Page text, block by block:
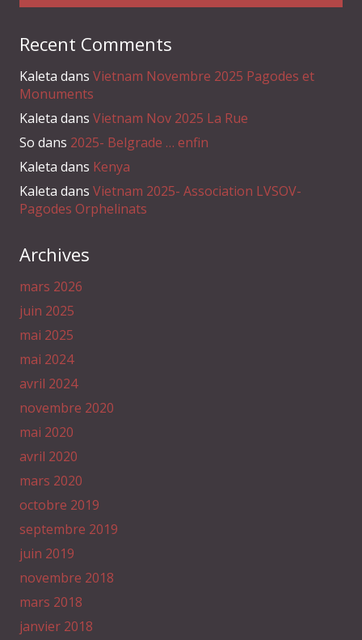
Recent Comments
Kaleta dans Vietnam Novembre 2025 Pagodes et
Monuments
Kaleta dans Vietnam Nov 2025 La Rue
So dans 2025- Belgrade … enfin
Kaleta dans Kenya
Kaleta dans Vietnam 2025- Association LVSOV-
Pagodes Orphelinats
Archives
mars 2026
juin 2025
mai 2025
mai 2024
avril 2024
novembre 2020
mai 2020
avril 2020
mars 2020
octobre 2019
septembre 2019
juin 2019
novembre 2018
mars 2018
janvier 2018